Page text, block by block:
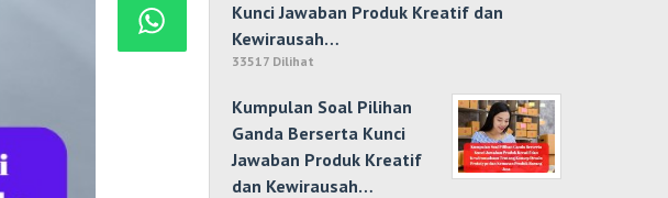
Kunci Jawaban Produk Kreatif dan
Kewirausah…
33517 Dilihat
Kumpulan Soal Pilihan
Ganda Berserta Kunci
Jawaban Produk Kreatif
dan Kewirausah…